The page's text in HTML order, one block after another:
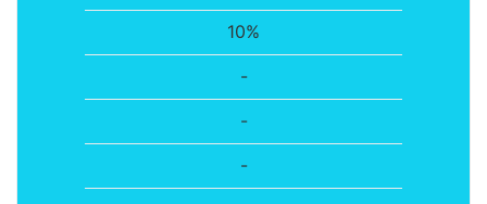
10%
-
-
-